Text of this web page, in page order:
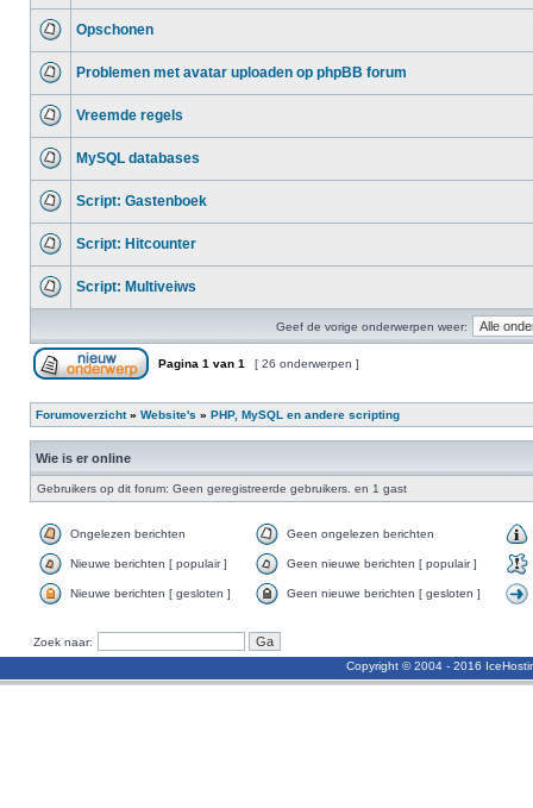
Opschonen
Problemen met avatar uploaden op phpBB forum
Vreemde regels
MySQL databases
Script: Gastenboek
Script: Hitcounter
Script: Multiveiws
Geef de vorige onderwerpen weer:
Pagina 1 van 1 [ 26 onderwerpen ]
Forumoverzicht» Website's » PHP, MySQL en andere scripting
Wie is er online
Gebruikers op dit forum: Geen geregistreerde gebruikers. en 1 gast
Ongelezen berichten Geen ongelezen berichten
Nieuwe berichten [ populair ] Geen nieuwe berichten [ populair ]
Nieuwe berichten [ gesloten ] Geen nieuwe berichten [ gesloten ]
Zoek naar:
Copyright © 2004 - 2016